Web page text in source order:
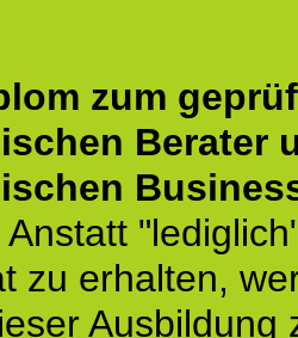
zum
Berater
Anstatt
zu erhalten,
Ausbildung